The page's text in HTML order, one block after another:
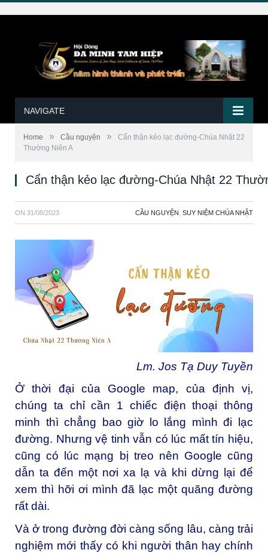
NAVIGATE
Home » Cầu nguyện »
Cẩn thận kẻo lạc đường-Chúa Nhật 22
Thường Niên A
Cẩn thận kẻo lạc đường-Chúa Nhật 22
ON 31/08/2023 CẦU NGUYỆN SUY NIỆM CHÚA NHẬT
Lm. Jos Tạ Duy Tuyền
Ở thời đại của Google map, của định vị,
chúng ta chỉ cần 1 chiếc điện thoại thông
minh thì chẳng bao giờ lo lắng mình đi lạc
đường. Nhưng vệ tinh vẫn có lúc mất tín hiệu,
cũng có lúc mạng bị treo nên Google cũng
dẫn ta đến một nơi xa lạ và khi dừng lại để
xem thì hỡi ơi mình đã lạc một quãng đường
rất dài.
Và ở trong đường đời càng sống lâu, càng trải
nghiệm mới thấy có khi người thân hay chính